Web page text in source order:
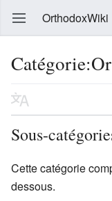
OrthodoxWiki
Sous-
Cette catégorie
dessous.